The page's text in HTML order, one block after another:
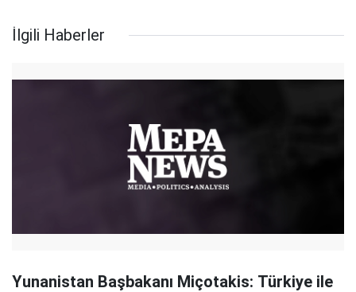
İlgili Haberler
Yunanistan Başbakanı Miçotakis: Türkiye ile